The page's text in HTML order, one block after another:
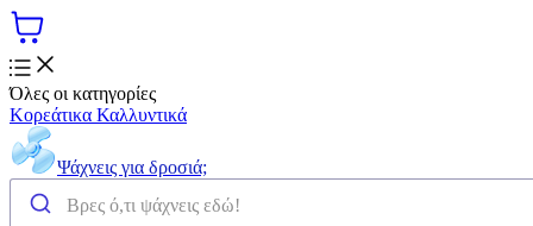
Όλες οι κατηγορίες
Κορεάτικα Καλλυντικά
Ψάχνεις για δροσιά;